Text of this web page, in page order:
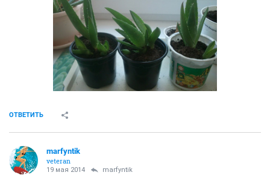
ОТВЕТИТЬ
marfyntik
veteran
19 мая 2014 marfyntik